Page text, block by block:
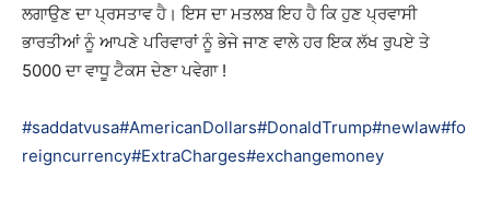
ਲਗਾਉਣ ਦਾ ਪ੍ਰਸਤਾਵ ਹੈ। ਇਸ ਦਾ ਮਤਲਬ ਇਹ ਹੈ ਕਿ ਹੁਣ ਪ੍ਰਵਾਸੀ
ਭਾਰਤੀਆਂ ਨੂੰ ਆਪਣੇ ਪਰਿਵਾਰਾਂ ਨੂੰ ਭੇਜੇ ਜਾਣ ਵਾਲੇ ਹਰ ਇਕ ਲੱਖ ਰੁਪਏ ਤੇ
5000 ਦਾ ਵਾਧੂ ਟੈਕਸ ਦੇਣਾ ਪਵੇਗਾ !
#saddatvusa#AmericanDollars#DonaldTrump#newlaw#fo
reigncurrency#ExtraCharges#exchangemoney